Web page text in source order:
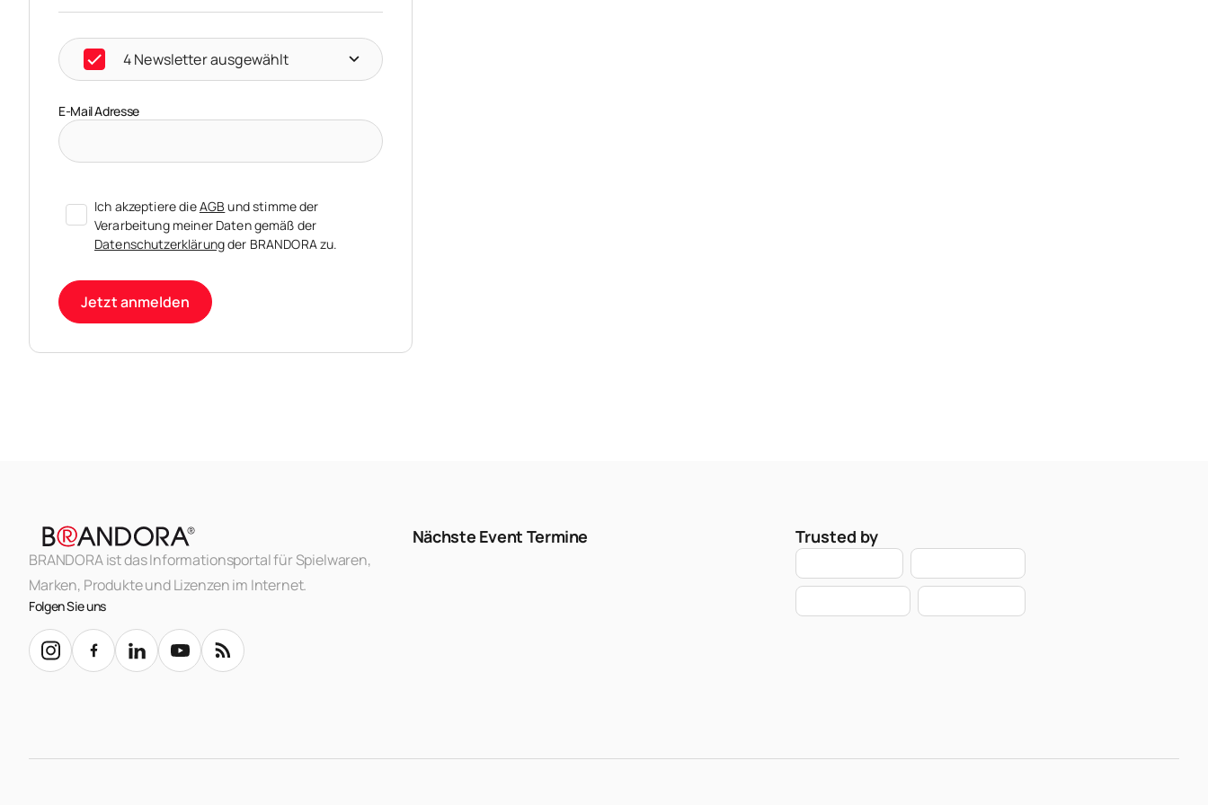
4 Newsletter ausgewählt
E-Mail Adresse
Ich akzeptiere dieAGBund stimme der
Verarbeitung meiner Daten gemäß der
Datenschutzerklärungder BRANDORA zu.
Jetzt anmelden
BRANDORA ist das Informationsportal für Spielwaren,
Marken, Produkte und Lizenzen im Internet.
Folgen Sie uns
Nächste Event Termine Trusted by